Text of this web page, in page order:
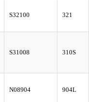
321
S32100
310S
S31008
904L
N08904